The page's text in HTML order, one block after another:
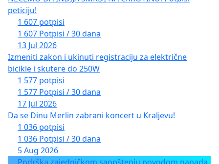
peticiju!
1 607 potpisi
1 607 Potpisi / 30 dana
13 Jul 2026
Izmeniti zakon i ukinuti registraciju za električne
bicikle i skutere do 250W
1 577 potpisi
1 577 Potpisi / 30 dana
17 Jul 2026
Da se Dinu Merlin zabrani koncert u Kraljevu!
1 036 potpisi
1 036 Potpisi / 30 dana
5 Aug 2026